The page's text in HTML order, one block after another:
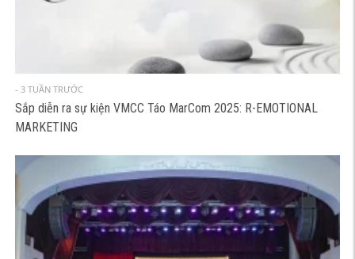
- 3 TUẦN TRƯỚC
Sắp diễn ra sự kiện VMCC Táo MarCom 2025: R-EMOTIONAL
MARKETING